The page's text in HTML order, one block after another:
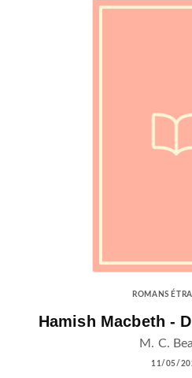
ROMANS
Hamish Macbeth -
M. C.
11/05/